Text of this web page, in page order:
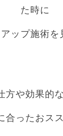
た時に
ップ施術を
方や効果的
合ったおス